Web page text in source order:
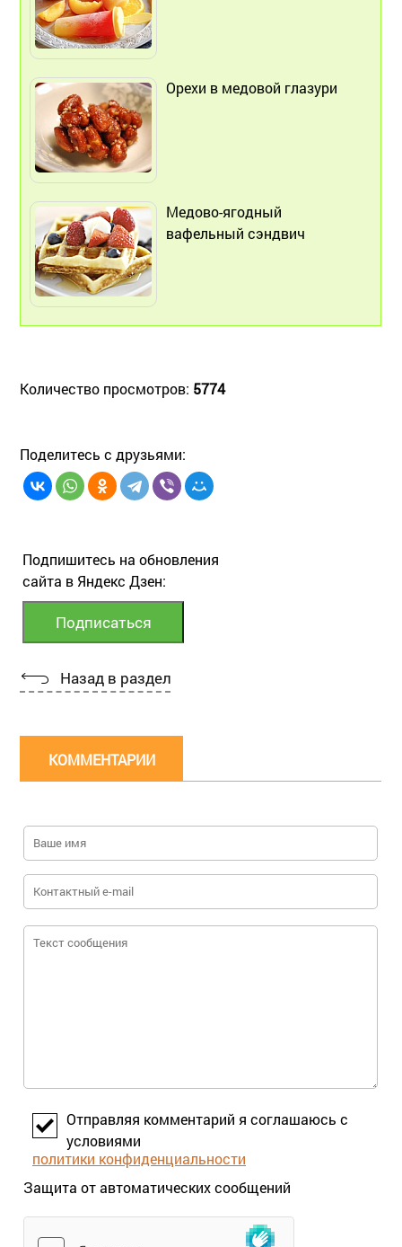
Орехи в медовой глазури
Медово-ягодный
вафельный сэндвич
Количество просмотров: 5774
Поделитесь с друзьями:
Подпишитесь на обновления
сайта в Яндекс Дзен:
Назад в раздел
КОММЕНТАРИИ
Отправляя комментарий я соглашаюсь с
условиями
политики конфиденциальности
Защита от автоматических сообщений